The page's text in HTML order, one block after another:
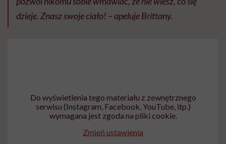
dzieje. Znasz swoje ciało! – apeluje Brittany.
Do wyświetlenia tego materiału z zewnętrznego
serwisu (Instagram, Facebook, YouTube, itp.)
wymagana jest zgoda na pliki cookie.
Zmień ustawienia